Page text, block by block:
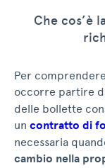
Che cos’è
Per
occorre partire
delle bollette
un contratto di
necessaria
cambio nella